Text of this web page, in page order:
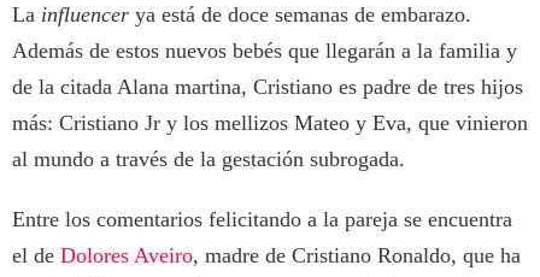
La influencer ya está de doce semanas de embarazo.
Además de estos nuevos bebés que llegarán a la familia y
de la citada Alana martina, Cristiano es padre de tres hijos
más: Cristiano Jr y los mellizos Mateo y Eva, que vinieron
al mundo a través de la gestación subrogada.
Entre los comentarios felicitando a la pareja se encuentra
el de Dolores Aveiro, madre de Cristiano Ronaldo, que ha